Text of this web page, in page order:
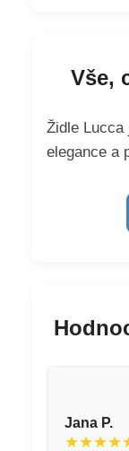
Vše,
Židle Lucca
elegance a
Jana P.